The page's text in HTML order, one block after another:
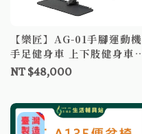
【樂匠】AG-01手腳運動機
手足健身車 上下肢健身車
復健車 手足車 腳踏車 室內
腳踏車 手足腳踏車 手腳訓
NT $48,000